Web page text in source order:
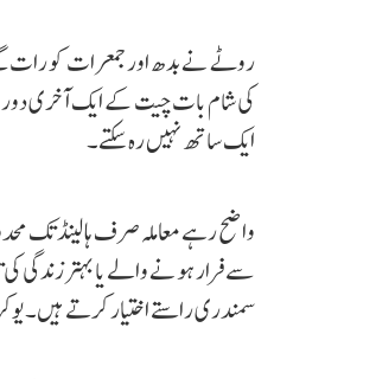
روٹے نے بدھ اور جمعرات کو رات
کی شام بات چیت کے ایک آخری دور
ایک ساتھ نہیں رہ سکتے۔
واضح رہے معاملہ صرف ہالینڈ تک
سے فرار ہونے والے یا بہتر زندگی
سمندری راستے اختیار کرتے ہیں۔